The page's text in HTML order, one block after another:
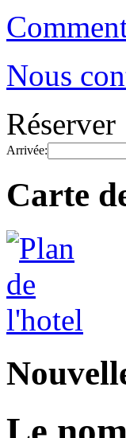
Nous
Réserver
Arrivée:
Carte